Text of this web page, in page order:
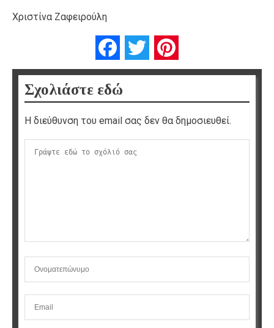
Χριστίνα Ζαφειρούλη
FacebookTwitter
Σχολιάστε εδώ
Η διεύθυνση του email σας δεν θα δημοσιευθεί.